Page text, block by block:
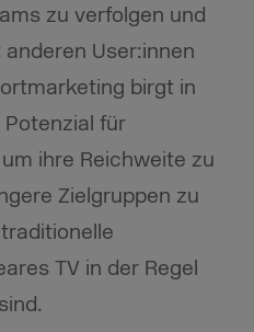
zu verfolgen und
User:innen
birgt in
Potenzial für
ihre Reichweite zu
Zielgruppen zu
TV in der Regel